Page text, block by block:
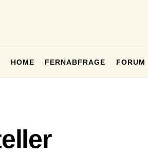
HOME FERNABFRAGE FORUM